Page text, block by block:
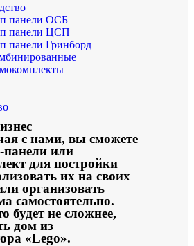
панели ОСБ
панели ЦСП
панели Гринборд
с нами, вы сможете
панели или
для постройки
их на своих
организовать
самостоятельно.
будет не сложнее,
дом из
«Lego».